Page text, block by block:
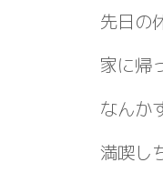
先日の
家に帰
なんか
満喫し